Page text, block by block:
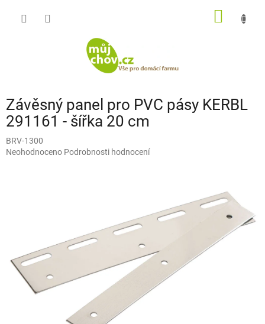
Závěsný panel pro PVC pásy KERBL
291161 - šířka 20 cm
BRV-1300
Průměrné
Neohodnoceno Podrobnosti hodnocení